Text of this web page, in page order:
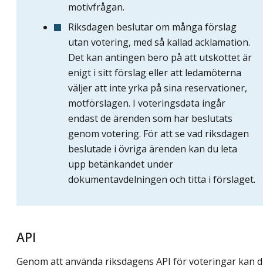
motivfrågan.
Riksdagen beslutar om många förslag
utan votering, med så kallad acklamation.
Det kan antingen bero på att utskottet är
enigt i sitt förslag eller att ledamöterna
väljer att inte yrka på sina reservationer,
motförslagen. I voteringsdata ingår
endast de ärenden som har beslutats
genom votering. För att se vad riksdagen
beslutade i övriga ärenden kan du leta
upp betänkandet under
dokumentavdelningen och titta i förslaget.
API
Genom att använda riksdagens API för voteringar kan